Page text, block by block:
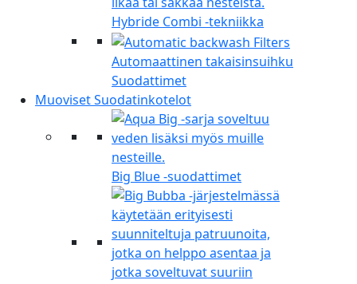
Hybride Combi -tekniikka
Automaattinen takaisinsuihku
Suodattimet
Muoviset Suodatinkotelot
Big Blue -suodattimet